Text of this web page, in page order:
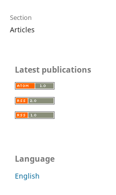
Section
Articles
Latest publications
Language
English